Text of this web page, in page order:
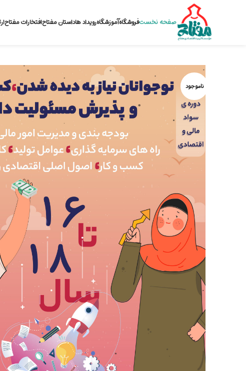
صفحه نخستفروشگاهآموزشگاهرویداد هاداستان مفتاحافتخارات مفتاح
ناموجود